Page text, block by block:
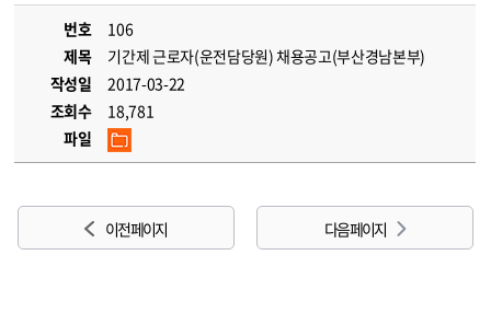
번호
106
제목
기간제 근로자(운전담당원) 채용공고(부산경남본부)
작성일
2017-03-22
조회수
18,781
파일
이전 페이지 다음 페이지